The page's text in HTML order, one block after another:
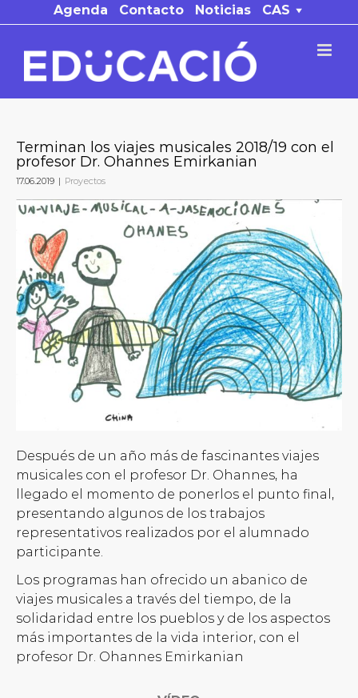
al
contenido
Agenda Contacto Noticias CAS
Terminan los viajes musicales 2018/19 con el
profesor Dr. Ohannes Emirkanian
17.06.2019 | Proyectos
Después de un año más de fascinantes viajes
musicales con el profesor Dr. Ohannes, ha
llegado el momento de ponerlos el punto final,
presentando algunos de los trabajos
representativos realizados por el alumnado
participante.
Los programas han ofrecido un abanico de
viajes musicales a través del tiempo, de la
solidaridad entre los pueblos y de los aspectos
más importantes de la vida interior, con el
profesor Dr. Ohannes Emirkanian